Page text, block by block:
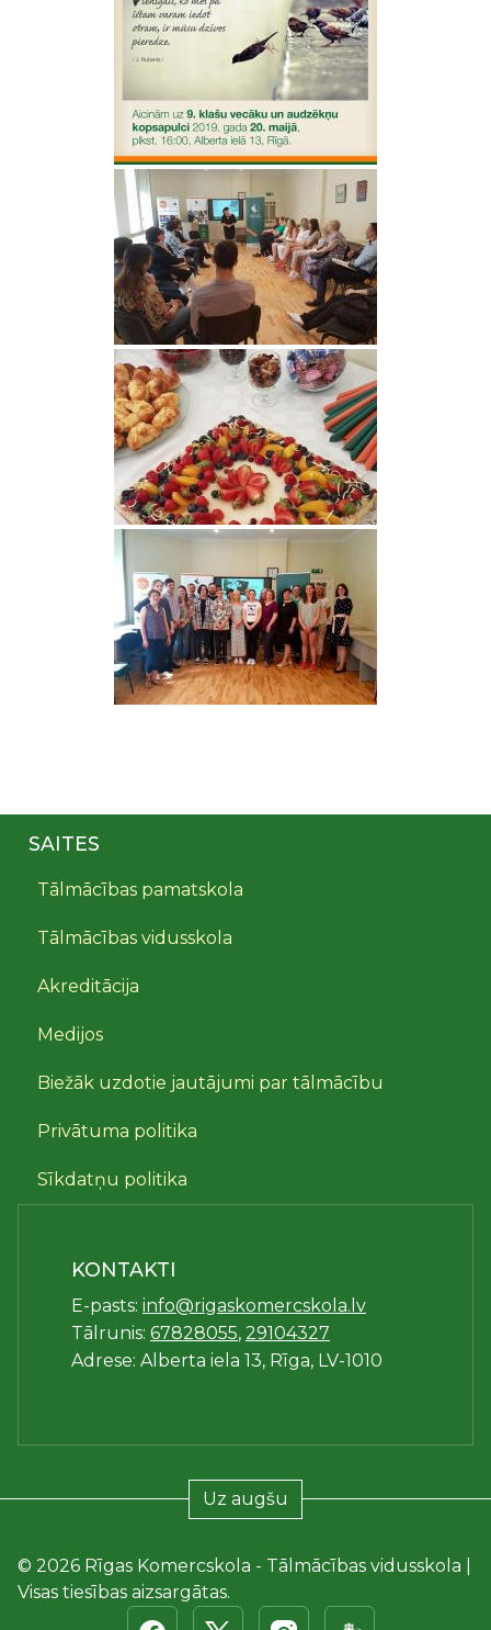
SAITES
Tālmācības pamatskola
Tālmācības vidusskola
Akreditācija
Medijos
Biežāk uzdotie jautājumi par tālmācību
Privātuma politika
Sīkdatņu politika
KONTAKTI
E-pasts: info@rigaskomercskola.lv
Tālrunis: 67828055, 29104327
Adrese: Alberta iela 13, Rīga, LV-1010
Uz augšu
© 2026 Rīgas Komercskola - Tālmācības vidusskola |
Visas tiesības aizsargātas.